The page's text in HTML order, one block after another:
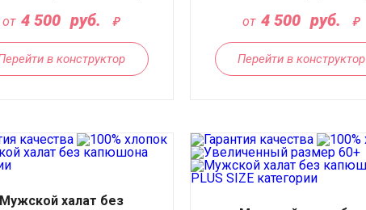
от 4 500 руб.
в конструктор
от 4 500 руб.
Перейти в конструктор
Мужской халат без